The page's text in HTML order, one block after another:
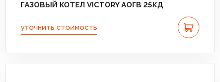
ГАЗОВЫЙ КОТЕЛ VICTORY АОГВ 25КД
уточнить стоимость